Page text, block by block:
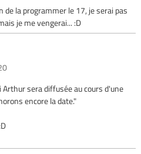
la programmer le 17, je serai pas
je me vengerai... :D
sera diffusée au cours d'une
encore la date."